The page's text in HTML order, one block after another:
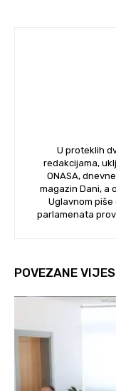
U proteklih
redakcijama,
ONASA,
magazin Dani, a
Uglavnom
parlamenata
POVEZANE